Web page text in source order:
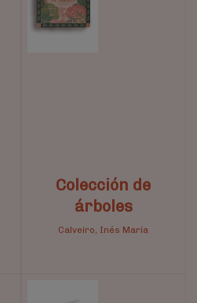
Colección de
árboles
Calveiro, Inés María